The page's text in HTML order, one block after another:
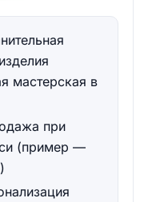
мастерская в
при
(пример —